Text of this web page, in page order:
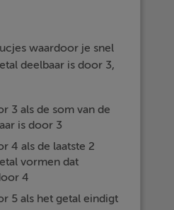
waardoor je snel
deelbaar is door 3,
3 als de som van de
is door 3
4 als de laatste 2
vormen dat
4
5 als het getal eindigt